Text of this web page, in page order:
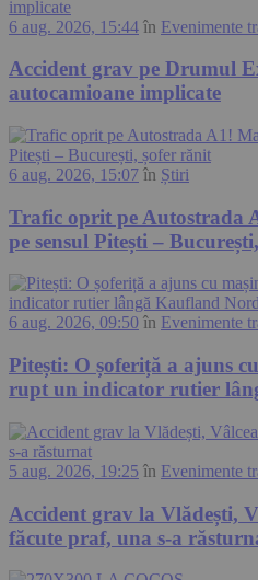
6 aug. 2026, 15:44 în Evenimente
Accident grav pe Drumul
autocamioane implicate
6 aug. 2026, 15:07 în Știri
Trafic oprit pe Autostrada
pe sensul Pitești –
6 aug. 2026, 09:50 în Evenimente
Pitești: O șoferiță a ajuns
rupt un indicator rutier
5 aug. 2026, 19:25 în Evenimente
Accident grav la Vlădești,
făcute praf, una s-a